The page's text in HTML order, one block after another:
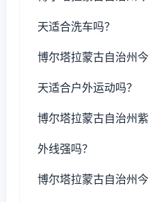
天适合洗车吗？
博尔塔拉蒙古自治州今
天适合户外运动吗？
博尔塔拉蒙古自治州紫
外线强吗？
博尔塔拉蒙古自治州今